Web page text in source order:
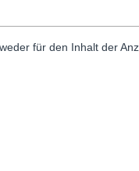
für den Inhalt der